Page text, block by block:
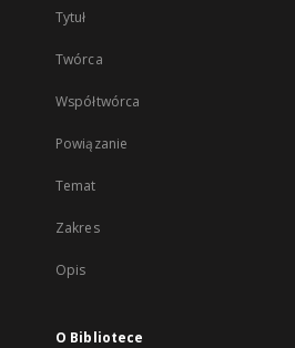
Tytuł
Twórca
Współtwórca
Powiązanie
Temat
Zakres
Opis
O Bibliotece